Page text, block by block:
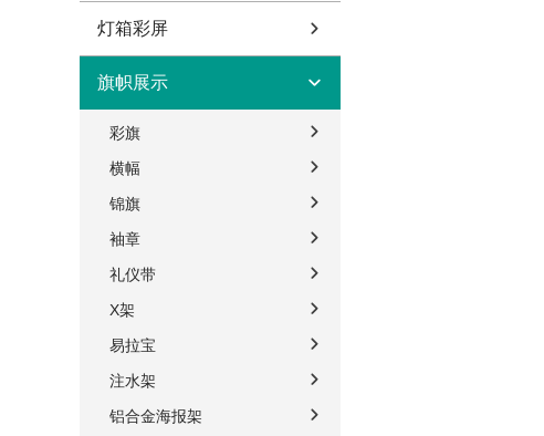
灯箱彩屏
旗帜展示
彩旗
横幅
锦旗
袖章
礼仪带
X架
易拉宝
注水架
铝合金海报架